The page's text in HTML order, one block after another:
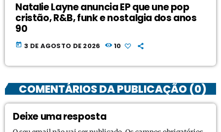
Natalie Layne anuncia EP que une pop
cristão, R&B, funk e nostalgia dos anos
90
today 3 DE AGOSTO DE 2026 10
COMENTÁRIOS DA PUBLICAÇÃO (0)
Deixe uma resposta